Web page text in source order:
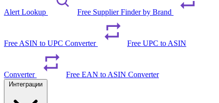
Alert Lookup Free Supplier Finder by Brand
Free ASIN to UPC Converter Free UPC to ASIN
Converter Free EAN to ASIN Converter